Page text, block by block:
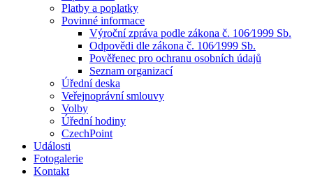
Platby a poplatky
Povinné informace
Výroční zpráva podle zákona č. 106⁄1999 Sb.
Odpovědi dle zákona č. 106⁄1999 Sb.
Pověřenec pro ochranu osobních údajů
Seznam organizací
Úřední deska
Veřejnoprávní smlouvy
Volby
Úřední hodiny
CzechPoint
Události
Fotogalerie
Kontakt